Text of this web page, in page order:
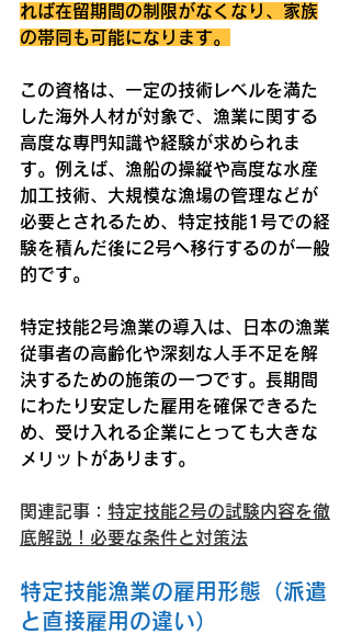
れば在留期間の制限がなくなり、家族
の帯同も可能になります。
この資格は、一定の技術レベルを満た
した海外人材が対象で、漁業に関する
高度な専門知識や経験が求められま
す。例えば、漁船の操縦や高度な水産
加工技術、大規模な漁場の管理などが
必要とされるため、特定技能1号での経
験を積んだ後に2号へ移行するのが一般
的です。
特定技能2号漁業の導入は、日本の漁業
従事者の高齢化や深刻な人手不足を解
決するための施策の一つです。長期間
にわたり安定した雇用を確保できるた
め、受け入れる企業にとっても大きな
メリットがあります。
関連記事： 特定技能2号の試験内容を徹
底解説！必要な条件と対策法
特定技能漁業の雇用形態（派遣
と直接雇用の違い）